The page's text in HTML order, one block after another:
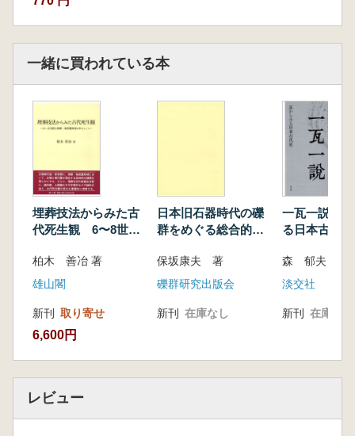
一緒に買われている本
埋葬技法からみた古
代死生観 6〜8世紀
を中心として
柏木 善冶 著
雄山閣
新刊 取り寄せ
6,600円
日本旧石器時代の礫
群をめぐる総合的研
保坂康夫 著
礫群研究出版会
新刊 在庫なし
一瓦一説 瓦
る日本古代史
森 郁夫 著
淡交社
新刊 在庫なし
レビュー